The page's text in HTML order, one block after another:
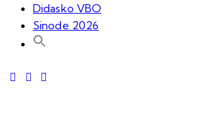
Didasko VBO
Sinode 2026